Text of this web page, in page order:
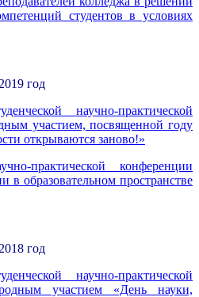
студентов в условиях
2019 год
научно-практической
участием, посвященной году
открываются заново!»
практической конференции
в образовательном пространстве
2018 год
научно-практической
участием «День науки,